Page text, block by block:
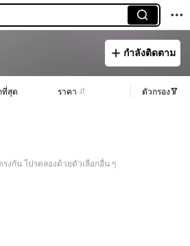
กำลังติดตาม
ที่สุด ราคา ตัวกรอง
งกัน โปรดลองด้วยตัวเลือกอื่น ๆ